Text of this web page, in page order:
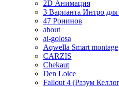
2D Анимация
3 Варианта Интро
47 Ронинов
about
ai-golosa
Aqwella Smart montage
CARZIS
Chekaut
Den Loice
Fallout 4 (Разум